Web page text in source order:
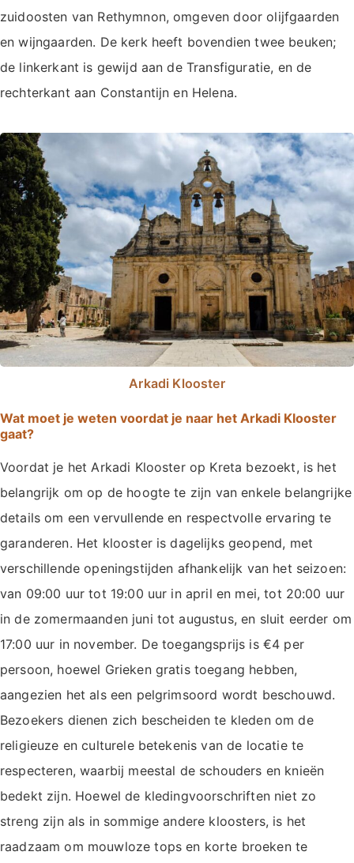
zuidoosten van Rethymnon, omgeven door olijfgaarden
en wijngaarden. De kerk heeft bovendien twee beuken;
de linkerkant is gewijd aan de Transfiguratie, en de
rechterkant aan Constantijn en Helena.
Arkadi Klooster
Wat moet je weten voordat je naar het Arkadi Klooster
gaat?
Voordat je het Arkadi Klooster op Kreta bezoekt, is het
belangrijk om op de hoogte te zijn van enkele belangrijke
details om een vervullende en respectvolle ervaring te
garanderen. Het klooster is dagelijks geopend, met
verschillende openingstijden afhankelijk van het seizoen:
van 09:00 uur tot 19:00 uur in april en mei, tot 20:00 uur
in de zomermaanden juni tot augustus, en sluit eerder om
17:00 uur in november. De toegangsprijs is €4 per
persoon, hoewel Grieken gratis toegang hebben,
aangezien het als een pelgrimsoord wordt beschouwd.
Bezoekers dienen zich bescheiden te kleden om de
religieuze en culturele betekenis van de locatie te
respecteren, waarbij meestal de schouders en knieën
bedekt zijn. Hoewel de kledingvoorschriften niet zo
streng zijn als in sommige andere kloosters, is het
raadzaam om mouwloze tops en korte broeken te